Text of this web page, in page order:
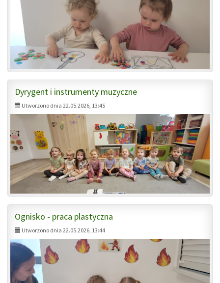
Dyrygent i instrumenty muzyczne
Utworzono dnia 22.05.2026, 13:45
Ognisko - praca plastyczna
Utworzono dnia 22.05.2026, 13:44